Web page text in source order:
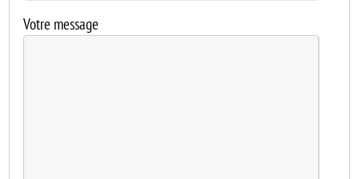
Votre message